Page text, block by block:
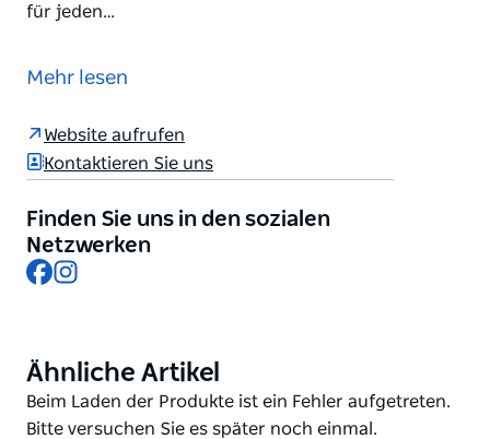
für jeden…
Bouldern sozial, zugänglich und unterhaltsam zu
Im Herzen von Marrickville finden Sie 850
herausfordernde und lohnende Aktivität, die
Felsklettern mit kürzeren Wänden und gepolsterten
Matten kombiniert, sodass keine Seile, Partner oder
spezielle Trainings- und Functional-Fitness-
Mehr lesen
Website aufrufen
Kontaktieren Sie uns
Finden Sie uns in den sozialen
Netzwerken
Facebook
Product
List
Ähnliche Artikel
Product
List
Beim Laden der Produkte ist ein Fehler aufgetreten.
Bitte versuchen Sie es später noch einmal.